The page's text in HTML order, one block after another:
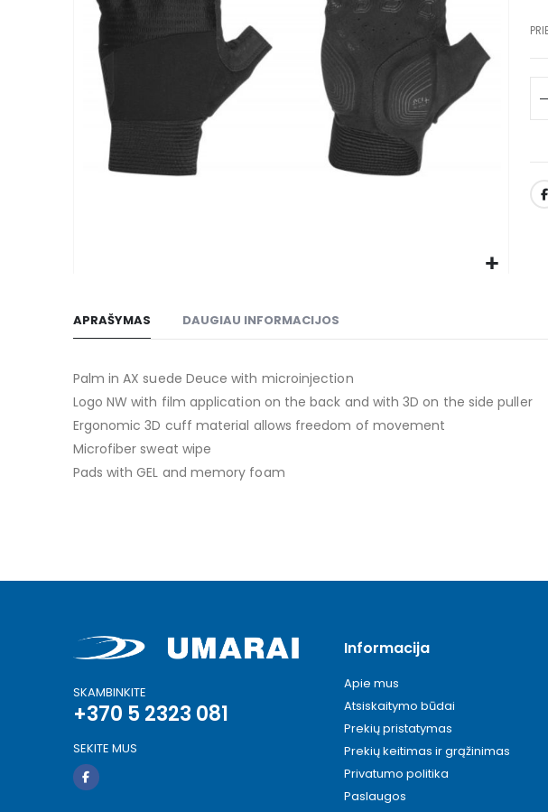
gallery
the
of
the
images
gallery
APRAŠYMAS
Palm in AX suede Deuce with microinjection
Logo NW with film application on the back and with 3D on the side puller
Ergonomic 3D cuff material allows freedom of movement
Microfiber sweat wipe
Pads with GEL and memory foam
DAUGIAU INFORMACIJOS
SKAMBINKITE
+370 5 2323 081
SEKITE MUS
Informacija
Apie mus
Atsiskaitymo būdai
Prekių pristatymas
Prekių keitimas ir grąžinimas
Privatumo politika
Paslaugos